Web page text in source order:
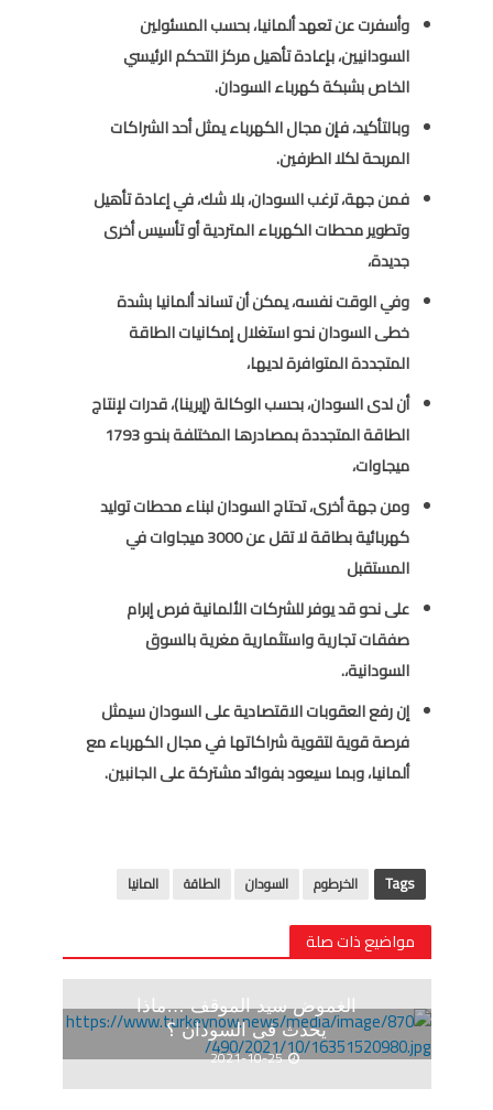
وأسفرت عن تعهد ألمانيا، بحسب المسئولين
السودانيين، بإعادة تأهيل مركز التحكم الرئيسي
الخاص بشبكة كهرباء السودان.
وبالتأكيد، فإن مجال الكهرباء يمثل أحد الشراكات
المربحة لكلا الطرفين.
فمن جهة، ترغب السودان، بلا شك، في إعادة تأهيل
وتطوير محطات الكهرباء المتردية أو تأسيس أخرى
جديدة،
وفي الوقت نفسه، يمكن أن تساند ألمانيا بشدة
خطى السودان نحو استغلال إمكانيات الطاقة
المتجددة المتوافرة لديها،
أن لدى السودان، بحسب الوكالة (إيرينا)، قدرات لإنتاج
الطاقة المتجددة بمصادرها المختلفة بنحو 1793
ميجاوات،
ومن جهة أخرى، تحتاج السودان لبناء محطات توليد
كهربائية بطاقة لا تقل عن 3000 ميجاوات في
المستقبل
على نحو قد يوفر للشركات الألمانية فرص إبرام
صفقات تجارية واستثمارية مغرية بالسوق
السودانية،.
إن رفع العقوبات الاقتصادية على السودان سيمثل
فرصة قوية لتقوية شراكاتها في مجال الكهرباء مع
ألمانيا، وبما سيعود بفوائد مشتركة على الجانبين.
Tags الخرطوم السودان الطاقة المانيا
مواضيع ذات صلة
الغموض سيد الموقف …ماذا
يحدث فى السودان ؟
2021-10-25